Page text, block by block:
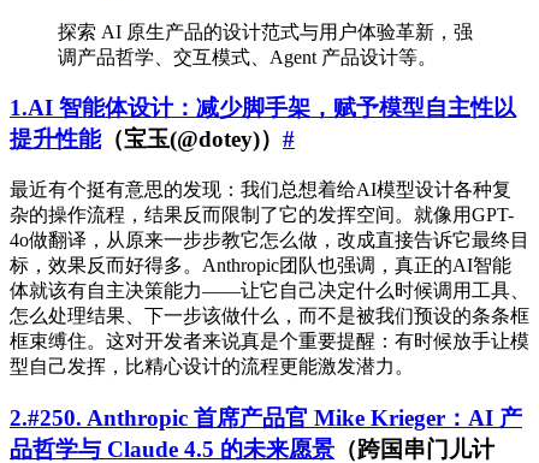
探索 AI 原生产品的设计范式与用户体验革新，强
调产品哲学、交互模式、Agent 产品设计等。
1.AI 智能体设计：减少脚手架，赋予模型自主性以
提升性能（宝玉(@dotey)） #
最近有个挺有意思的发现：我们总想着给AI模型设计各种复
杂的操作流程，结果反而限制了它的发挥空间。就像用GPT-
4o做翻译，从原来一步步教它怎么做，改成直接告诉它最终目
标，效果反而好得多。Anthropic团队也强调，真正的AI智能
体就该有自主决策能力——让它自己决定什么时候调用工具、
怎么处理结果、下一步该做什么，而不是被我们预设的条条框
框束缚住。这对开发者来说真是个重要提醒：有时候放手让模
型自己发挥，比精心设计的流程更能激发潜力。
2.#250. Anthropic 首席产品官 Mike Krieger：AI 产
品哲学与 Claude 4.5 的未来愿景 （跨国串门儿计